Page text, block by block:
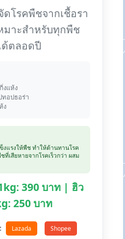
โรคพืชจากเชื้อรา
มาะสำหรับทุกพืช
ด้ตลอดปี
งแห้ง
ทอปธอร่า
ง
งแรงให้พืช ทำให้ต้านทานโรค
เสียหายจากโรคเร็วกว่า ผสม
390 บาท | ฮิว
250 บาท
Lazada Shopee